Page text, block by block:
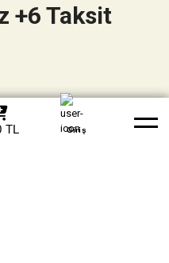
09 70 Whatsapp Yardım
TL Giriş
+6 Taksit